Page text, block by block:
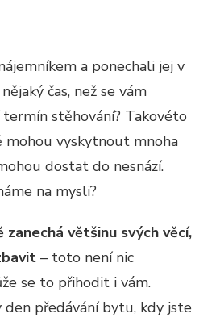
a ponechali jej v
čas, než se vám
stěhování? Takovéto
mohou vyskytnout mnoha
dostat do nesnází.
na mysli?
zanechá většinu svých věcí,
– toto není nic
se to přihodit i vám.
den předávání bytu, kdy jste